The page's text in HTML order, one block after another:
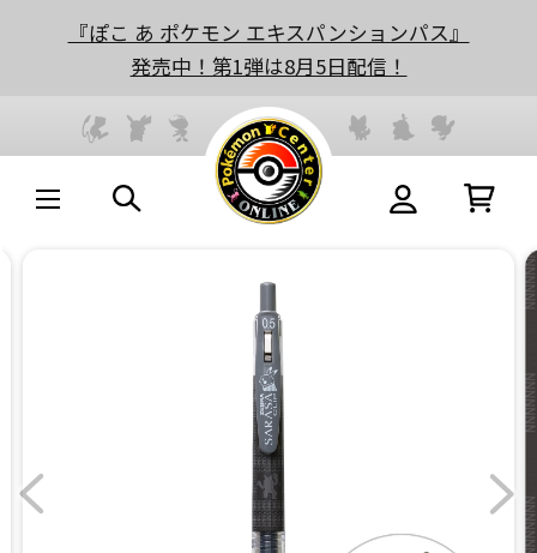
『ぽこ あ ポケモン エキスパンションパス』
発売中！第1弾は8月5日配信！